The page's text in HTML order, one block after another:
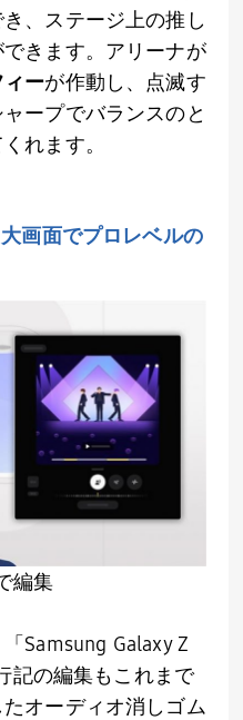
、ステージ上の推し
きます。アリーナが
ーが作動し、点滅す
ープでバランスのと
れます。
大画面でプロレベルの
編集
Samsung Galaxy Z
記の編集もこれまで
オーディオ消しゴム